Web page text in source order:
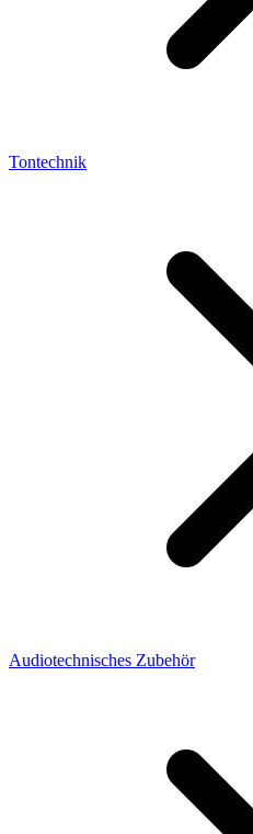
Tontechnik
Audiotechnisches Zubehör